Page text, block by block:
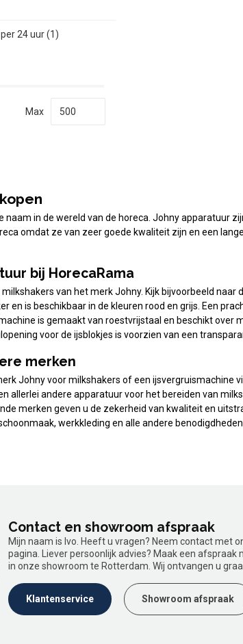
24 uur(1)
Max
naam in de wereld van de horeca. Johny apparatuur
omdat ze van zeer goede kwaliteit zijn en een
bij HorecaRama
milkshakers van het merk Johny. Kijk bijvoorbeeld
en is beschikbaar in de kleuren rood en grijs. Een
is gemaakt van roestvrijstaal en beschikt
voor de ijsblokjes is voorzien van een
merken
Johny voor milkshakers of een ijsvergruismachine
allerlei andere apparatuur voor het bereiden van
merken geven u de zekerheid van kwaliteit en
werkkleding en alle andere
Contact en showroom afspraak
Mijn naam is Ivo. Heeft u vragen? Neem contact met
pagina. Liever persoonlijk advies? Maak een afspraak
in onze showroom te Rotterdam. Wij ontvangen u
Klantenservice Showroom afspraak